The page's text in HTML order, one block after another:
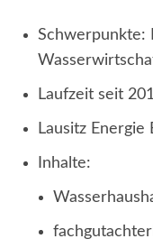
Schwerpunkte:
Laufzeit seit
Lausitz Energie
Inhalte: